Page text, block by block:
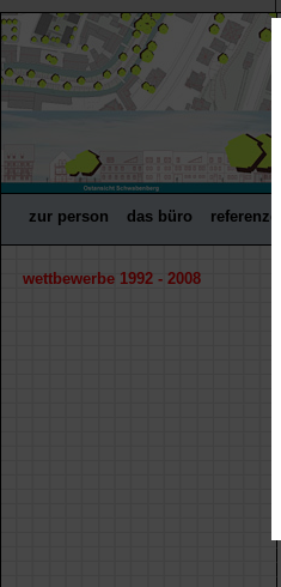
zur person das büro referenzen
wettbewerbe 1992 - 2008